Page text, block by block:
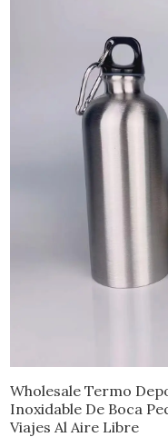
Wholesale Termo
Inoxidable De Boca
Viajes Al Aire Libre